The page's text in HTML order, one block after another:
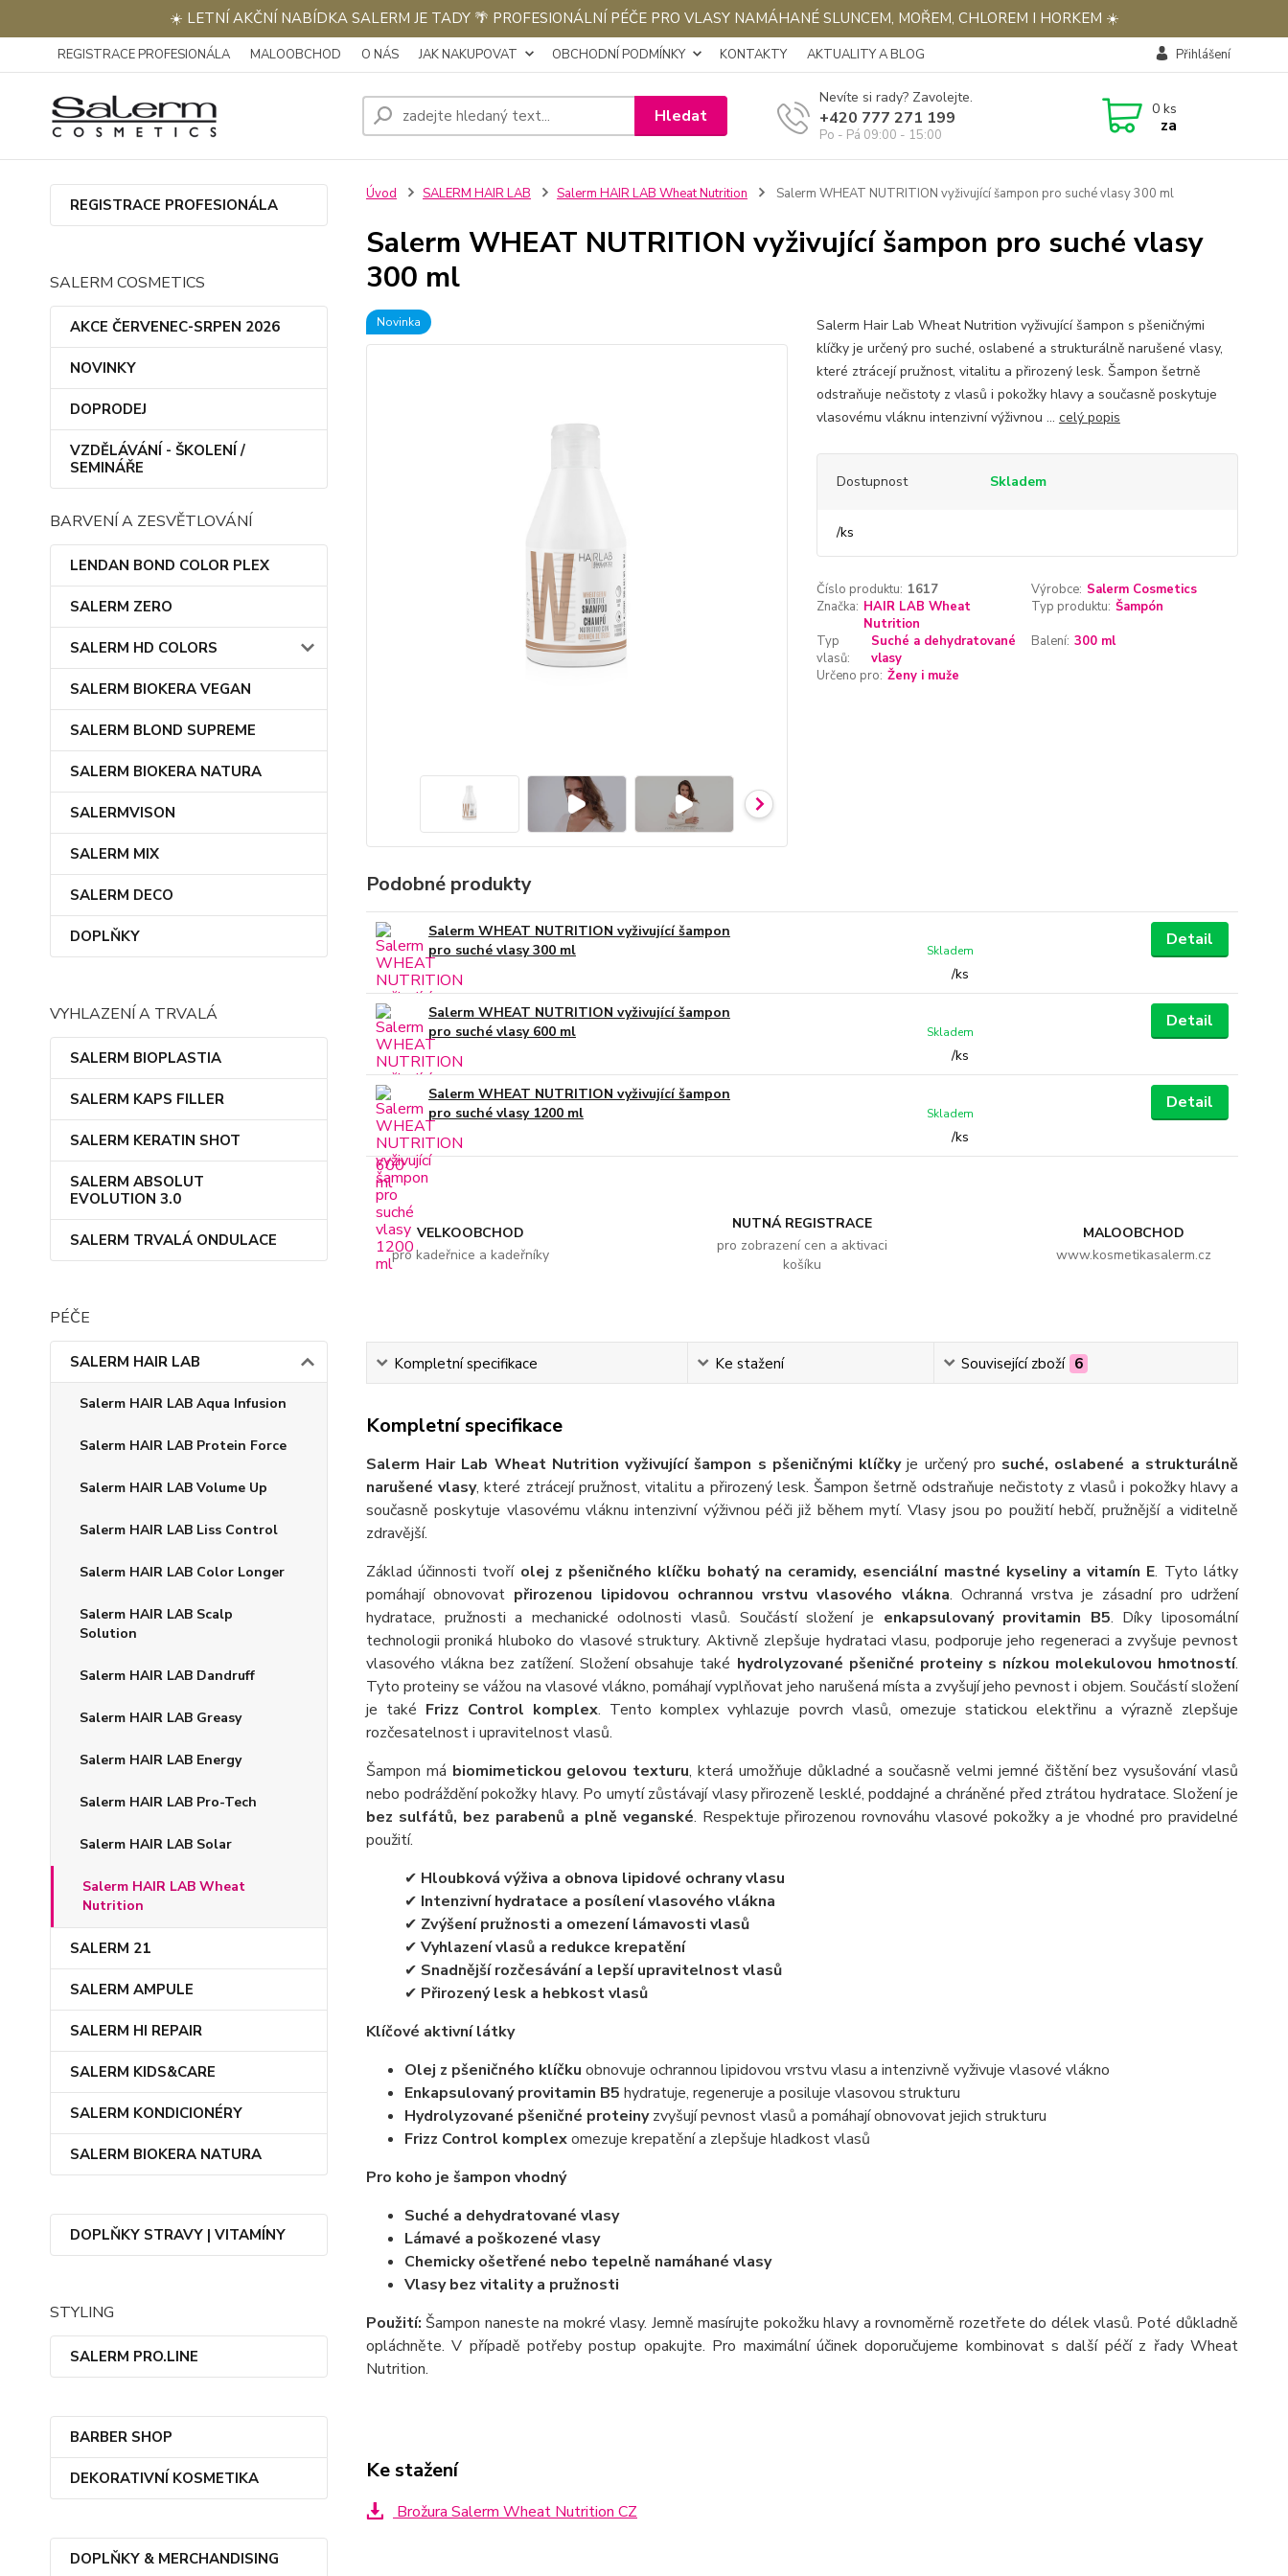
☀️ LETNÍ AKČNÍ NABÍDKA SALERM JE TADY 🌴 PROFESIONÁLNÍ PÉČE PRO VLASY NAMÁHANÉ SLUNCEM, MOŘEM, CHLOREM I HORKEM ☀️
REGISTRACE PROFESIONÁLA MALOOBCHOD O NÁS JAK NAKUPOVAT OBCHODNÍ PODMÍNKY KONTAKTY AKTUALITY A BLOG Přihlášení
Hledat
Nevíte si rady? Zavolejte.
+420 777 271 199
Po - Pá 09:00 - 15:00
0 ks
za
REGISTRACE PROFESIONÁLA
SALERM COSMETICS
AKCE ČERVENEC-SRPEN 2026
NOVINKY
DOPRODEJ
VZDĚLÁVÁNÍ - ŠKOLENÍ /
SEMINÁŘE
BARVENÍ A ZESVĚTLOVÁNÍ
LENDAN BOND COLOR PLEX
SALERM ZERO
SALERM HD COLORS
SALERM BIOKERA VEGAN
SALERM BLOND SUPREME
SALERM BIOKERA NATURA
SALERMVISON
SALERM MIX
SALERM DECO
DOPLŇKY
VYHLAZENÍ A TRVALÁ
SALERM BIOPLASTIA
SALERM KAPS FILLER
SALERM KERATIN SHOT
SALERM ABSOLUT
EVOLUTION 3.0
SALERM TRVALÁ ONDULACE
PÉČE
SALERM HAIR LAB
Salerm HAIR LAB Aqua Infusion
Salerm HAIR LAB Protein Force
Salerm HAIR LAB Volume Up
Salerm HAIR LAB Liss Control
Salerm HAIR LAB Color Longer
Salerm HAIR LAB Scalp
Solution
Salerm HAIR LAB Dandruff
Salerm HAIR LAB Greasy
Salerm HAIR LAB Energy
Salerm HAIR LAB Pro-Tech
Salerm HAIR LAB Solar
Salerm HAIR LAB Wheat
Nutrition
SALERM 21
SALERM AMPULE
SALERM HI REPAIR
SALERM KIDS&CARE
SALERM KONDICIONÉRY
SALERM BIOKERA NATURA
DOPLŇKY STRAVY | VITAMÍNY
STYLING
SALERM PRO.LINE
BARBER SHOP
DEKORATIVNÍ KOSMETIKA
DOPLŇKY & MERCHANDISING
Úvod SALERM HAIR LAB Salerm HAIR LAB Wheat Nutrition Salerm WHEAT NUTRITION vyživující šampon pro suché vlasy 300 ml
Salerm WHEAT NUTRITION vyživující šampon pro suché vlasy
300 ml
Novinka
Salerm Hair Lab Wheat Nutrition vyživující šampon s pšeničnými
klíčky je určený pro suché, oslabené a strukturálně narušené vlasy,
které ztrácejí pružnost, vitalitu a přirozený lesk. Šampon šetrně
odstraňuje nečistoty z vlasů i pokožky hlavy a současně poskytuje
vlasovému vláknu intenzivní výživnou ... celý popis
Dostupnost Skladem
/ks
Číslo produktu: 1617 Výrobce: Salerm Cosmetics
Značka: HAIR LAB Wheat
Nutrition
Typ produktu: Šampón
Typ
vlasů:
Suché a dehydratované
vlasy
Balení: 300 ml
Určeno pro: Ženy i muže
Podobné produkty
Salerm WHEAT NUTRITION vyživující šampon
pro suché vlasy 300 ml
/ks
Skladem
Detail
Salerm WHEAT NUTRITION vyživující šampon
pro suché vlasy 600 ml
/ks
Skladem
Detail
Salerm WHEAT NUTRITION vyživující šampon
pro suché vlasy 1200 ml
/ks
Skladem
Detail
VELKOOBCHOD
pro kadeřnice a kadeřníky
NUTNÁ REGISTRACE
pro zobrazení cen a aktivaci
košíku
MALOOBCHOD
www.kosmetikasalerm.cz
Kompletní specifikace Ke stažení Související zboží 6
Kompletní specifikace
Salerm Hair Lab Wheat Nutrition vyživující šampon s pšeničnými klíčkyje určený pro suché, oslabené a strukturálně
narušené vlasy, které ztrácejí pružnost, vitalitu a přirozený lesk. Šampon šetrně odstraňuje nečistoty z vlasů i pokožky hlavy a
současně poskytuje vlasovému vláknu intenzivní výživnou péči již během mytí. Vlasy jsou po použití hebčí, pružnější a viditelně
zdravější.
Základ účinnosti tvoří olej z pšeničného klíčku bohatý na ceramidy, esenciální mastné kyseliny a vitamín E. Tyto látky
pomáhají obnovovat přirozenou lipidovou ochrannou vrstvu vlasového vlákna. Ochranná vrstva je zásadní pro udržení
hydratace, pružnosti a mechanické odolnosti vlasů. Součástí složení je enkapsulovaný provitamin B5. Díky liposomální
technologii proniká hluboko do vlasové struktury. Aktivně zlepšuje hydrataci vlasu, podporuje jeho regeneraci a zvyšuje pevnost
vlasového vlákna bez zatížení. Složení obsahuje také hydrolyzované pšeničné proteiny s nízkou molekulovou hmotností.
Tyto proteiny se vážou na vlasové vlákno, pomáhají vyplňovat jeho narušená místa a zvyšují jeho pevnost i objem. Součástí složení
je také Frizz Control komplex. Tento komplex vyhlazuje povrch vlasů, omezuje statickou elektřinu a výrazně zlepšuje
rozčesatelnost i upravitelnost vlasů.
Šampon má biomimetickou gelovou texturu, která umožňuje důkladné a současně velmi jemné čištění bez vysušování vlasů
nebo podráždění pokožky hlavy. Po umytí zůstávají vlasy přirozeně lesklé, poddajné a chráněné před ztrátou hydratace. Složení je
bez sulfátů, bez parabenů a plně veganské. Respektuje přirozenou rovnováhu vlasové pokožky a je vhodné pro pravidelné
použití.
✔ Hloubková výživa a obnova lipidové ochrany vlasu
✔ Intenzivní hydratace a posílení vlasového vlákna
✔ Zvýšení pružnosti a omezení lámavosti vlasů
✔ Vyhlazení vlasů a redukce krepatění
✔ Snadnější rozčesávání a lepší upravitelnost vlasů
✔ Přirozený lesk a hebkost vlasů
Klíčové aktivní látky
Olej z pšeničného klíčku obnovuje ochrannou lipidovou vrstvu vlasu a intenzivně vyživuje vlasové vlákno
Enkapsulovaný provitamin B5 hydratuje, regeneruje a posiluje vlasovou strukturu
Hydrolyzované pšeničné proteinyzvyšují pevnost vlasů a pomáhají obnovovat jejich strukturu
Frizz Control komplexomezuje krepatění a zlepšuje hladkost vlasů
Pro koho je šampon vhodný
Suché a dehydratované vlasy
Lámavé a poškozené vlasy
Chemicky ošetřené nebo tepelně namáhané vlasy
Vlasy bez vitality a pružnosti
Použití: Šampon naneste na mokré vlasy. Jemně masírujte pokožku hlavy a rovnoměrně rozetřete do délek vlasů. Poté důkladně
opláchněte. V případě potřeby postup opakujte. Pro maximální účinek doporučujeme kombinovat s další péčí z řady Wheat
Nutrition.
Ke stažení
Brožura Salerm Wheat Nutrition CZ